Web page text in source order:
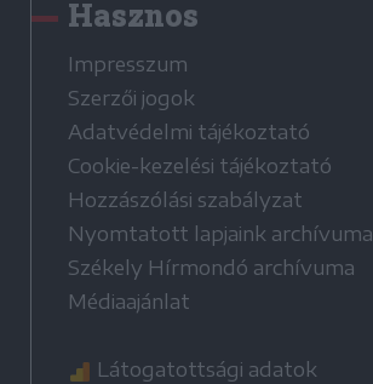
Hasznos
Impresszum
Szerzői jogok
Adatvédelmi tájékoztató
Cookie-kezelési tájékoztató
Hozzászólási szabályzat
Nyomtatott lapjaink archívuma
Székely Hírmondó archívuma
Médiaajánlat
Látogatottsági adatok